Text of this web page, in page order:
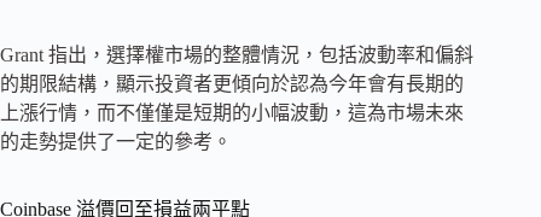
Grant 指出，選擇權市場的整體情況，包括波動率和偏斜
的期限結構，顯示投資者更傾向於認為今年會有長期的
上漲行情，而不僅僅是短期的小幅波動，這為市場未來
的走勢提供了一定的參考。
Coinbase 溢價回至損益兩平點